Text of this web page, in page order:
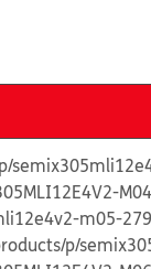
m05-
p/